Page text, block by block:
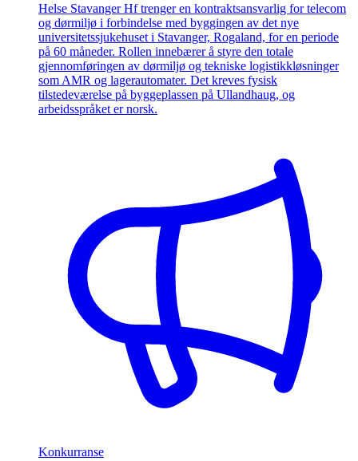
Helse Stavanger Hf trenger en kontraktsansvarlig for telecom
og dørmiljø i forbindelse med byggingen av det nye
universitetssjukehuset i Stavanger, Rogaland, for en periode
på 60 måneder. Rollen innebærer å styre den totale
gjennomføringen av dørmiljø og tekniske logistikkløsninger
som AMR og lagerautomater. Det kreves fysisk
tilstedeværelse på byggeplassen på Ullandhaug, og
arbeidsspråket er norsk.
Konkurranse